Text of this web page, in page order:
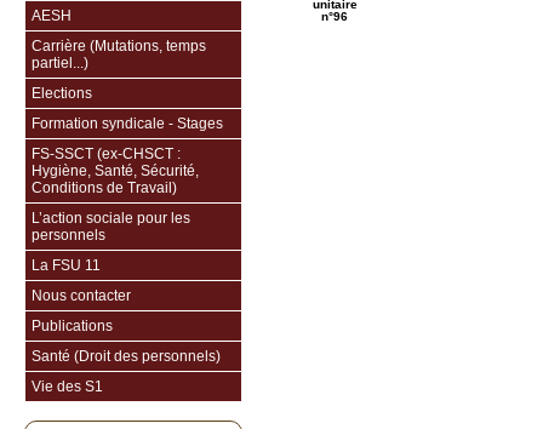
unitaire
n°96
AESH
Carrière (Mutations, temps
partiel...)
Elections
Formation syndicale - Stages
FS-SSCT (ex-CHSCT :
Hygiène, Santé, Sécurité,
Conditions de Travail)
L’action sociale pour les
personnels
La FSU 11
Nous contacter
Publications
Santé (Droit des personnels)
Vie des S1